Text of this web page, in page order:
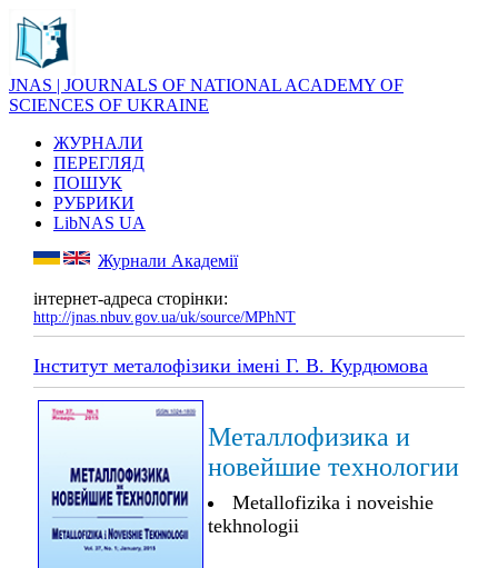
JNAS | JOURNALS OF NATIONAL ACADEMY OF
SCIENCES OF UKRAINE
ЖУРНАЛИ
ПЕРЕГЛЯД
ПОШУК
РУБРИКИ
LibNAS UA
Журнали Академії
інтернет-адреса сторінки:
http://jnas.nbuv.gov.ua/uk/source/MPhNT
Інститут металофізики імені Г. В. Курдюмова
Металлофизика и
новейшие технологии
Metallofizika i noveishie
tekhnologii